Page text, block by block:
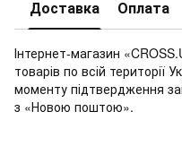
Доставка Оплата
Інтернет-магазин
товарів по всій території
моменту підтвердження
з «Новою поштою».